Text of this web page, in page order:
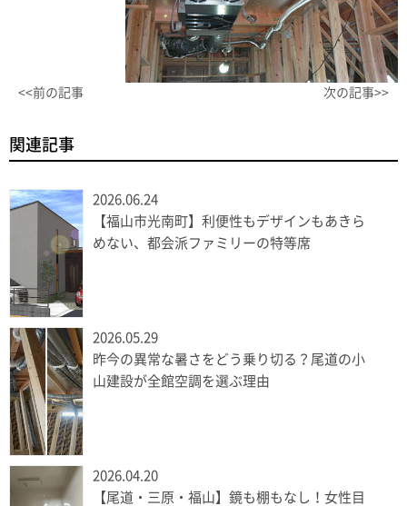
<<前の記事 次の記事>>
関連記事
2026.06.24
【福山市光南町】利便性もデザインもあきら
めない、都会派ファミリーの特等席
2026.05.29
昨今の異常な暑さをどう乗り切る？尾道の小
山建設が全館空調を選ぶ理由
2026.04.20
【尾道・三原・福山】鏡も棚もなし！女性目